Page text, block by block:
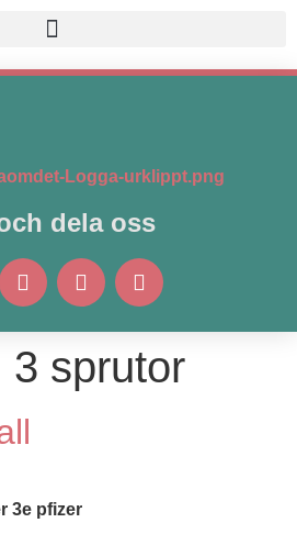
dela oss
3 sprutor
3e pfizer